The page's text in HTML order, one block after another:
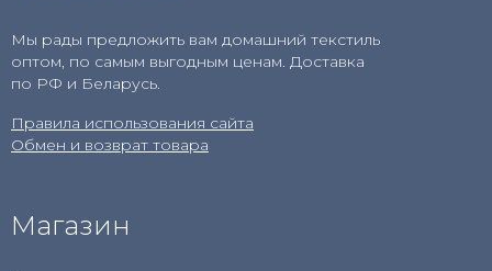
Мы рады предложить вам домашний текстиль
оптом, по самым выгодным ценам. Доставка
по РФ и Беларусь.
Правила использования сайта
Обмен и возврат товара
Магазин